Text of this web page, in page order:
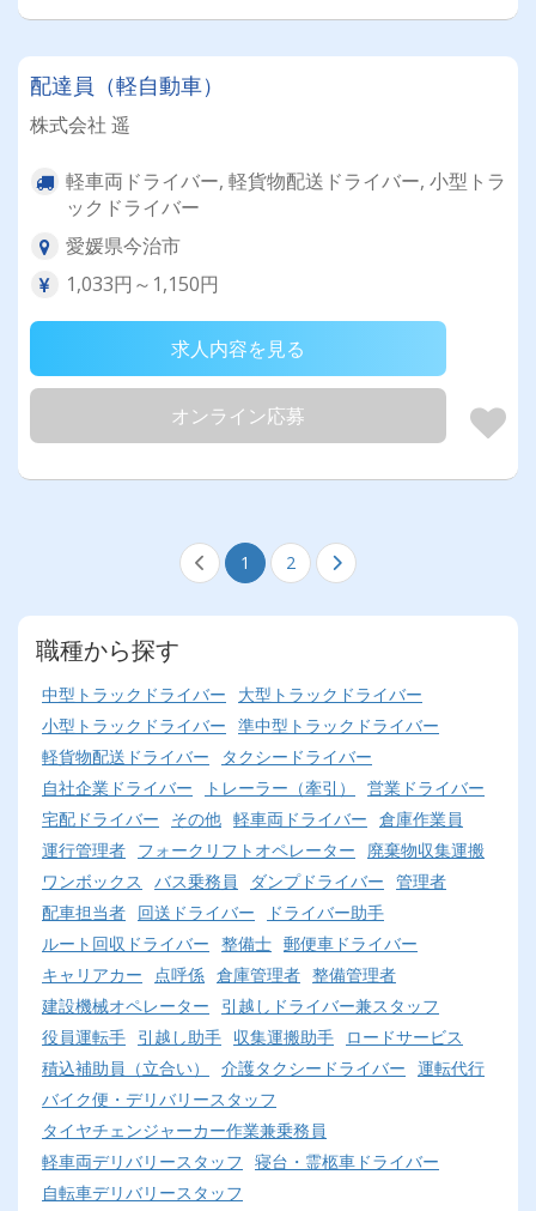
配達員（軽自動車）
株式会社 遥
軽車両ドライバー, 軽貨物配送ドライバー, 小型トラ
ックドライバー
愛媛県今治市
1,033円～1,150円
求人内容を見る
オンライン応募
1 2
職種から探す
中型トラックドライバー
大型トラックドライバー
小型トラックドライバー 準中型トラックドライバー
軽貨物配送ドライバー
タクシードライバー
自社企業ドライバー
トレーラー（牽引）
営業ドライバー
宅配ドライバー
その他 軽車両ドライバー 倉庫作業員
運行管理者 フォークリフトオペレーター
廃棄物収集運搬
ワンボックス
バス乗務員 ダンプドライバー 管理者
配車担当者 回送ドライバー
ドライバー助手
ルート回収ドライバー 整備士 郵便車ドライバー
キャリアカー
点呼係 倉庫管理者 整備管理者
建設機械オペレーター
引越しドライバー兼スタッフ
役員運転手 引越し助手 収集運搬助手
ロードサービス
積込補助員（立合い）
介護タクシードライバー 運転代行
バイク便・デリバリースタッフ
タイヤチェンジャーカー作業兼乗務員
軽車両デリバリースタッフ 寝台・霊柩車ドライバー
自転車デリバリースタッフ